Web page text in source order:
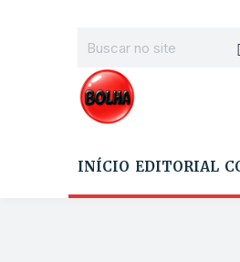
INÍCIO EDITORIAL